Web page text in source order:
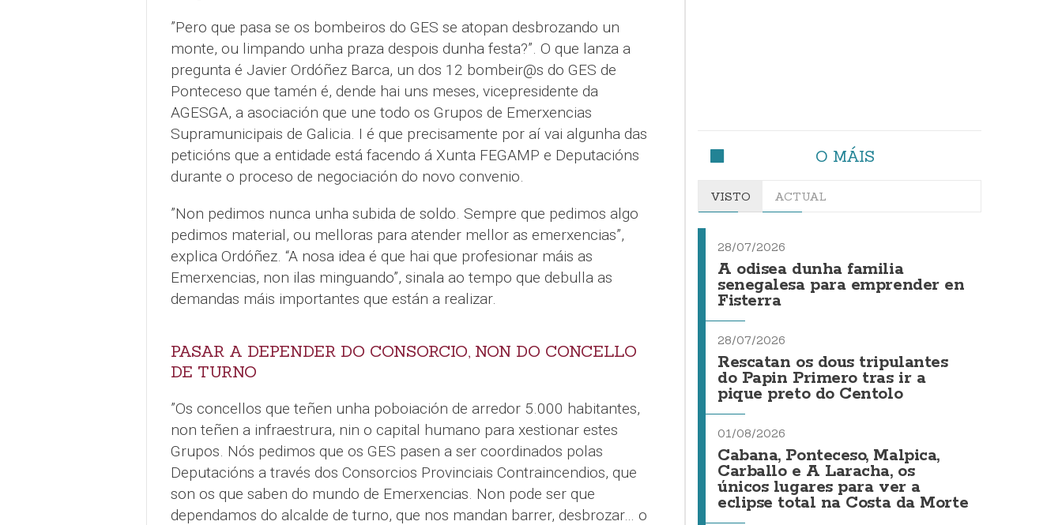
”Pero que pasa se os bombeiros do GES se atopan desbrozando un
monte, ou limpando unha praza despois dunha festa?”. O que lanza a
pregunta é Javier Ordóñez Barca, un dos 12 bombeir@s do GES de
Ponteceso que tamén é, dende hai uns meses, vicepresidente da
AGESGA, a asociación que une todo os Grupos de Emerxencias
Supramunicipais de Galicia. I é que precisamente por aí vai algunha das
peticións que a entidade está facendo á Xunta FEGAMP e Deputacións
durante o proceso de negociación do novo convenio.
”Non pedimos nunca unha subida de soldo. Sempre que pedimos algo
pedimos material, ou melloras para atender mellor as emerxencias”,
explica Ordóñez. “A nosa idea é que hai que profesionar máis as
Emerxencias, non ilas minguando”, sinala ao tempo que debulla as
demandas máis importantes que están a realizar.
PASAR A DEPENDER DO CONSORCIO, NON DO CONCELLO
DE TURNO
”Os concellos que teñen unha poboiación de arredor 5.000 habitantes,
non teñen a infraestrura, nin o capital humano para xestionar estes
Grupos. Nós pedimos que os GES pasen a ser coordinados polas
Deputacións a través dos Consorcios Provinciais Contraincendios, que
son os que saben do mundo de Emerxencias. Non pode ser que
dependamos do alcalde de turno, que nos mandan barrer, desbrozar… o
O MÁIS
VISTO ACTUAL
28/07/2026
A odisea dunha familia
senegalesa para emprender en
Fisterra
28/07/2026
Rescatan os dous tripulantes
do Papin Primero tras ir a
pique preto do Centolo
01/08/2026
Cabana, Ponteceso, Malpica,
Carballo e A Laracha, os
únicos lugares para ver a
eclipse total na Costa da Morte